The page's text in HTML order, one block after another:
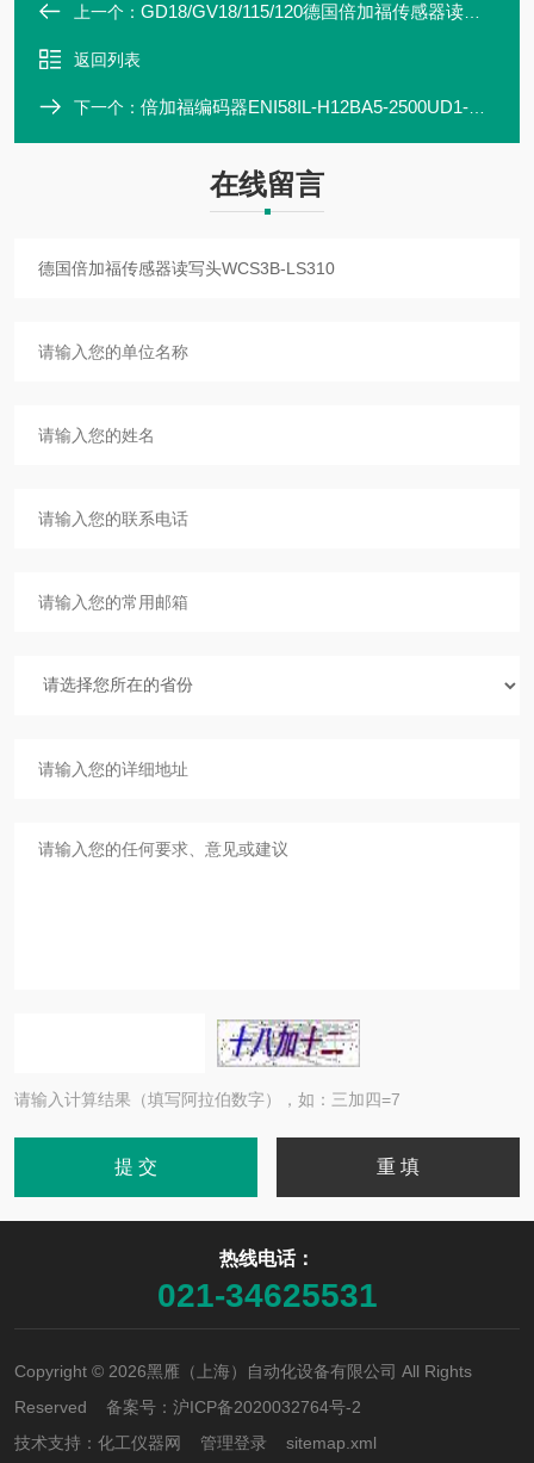
上一个： GD18/GV18/115/120德国倍加福传感器读写头IQT1-18GM-R4-V1
返回列表
下一个： 倍加福编码器ENI58IL-H12BA5-2500UD1-RC1
在线留言
请输入计算结果（填写阿拉伯数字），如：三加四=7
热线电话：
021-34625531
Copyright © 2026黑雁（上海）自动化设备有限公司 All Rights
Reserved 备案号： 沪ICP备2020032764号-2
技术支持： 化工仪器网 管理登录 sitemap.xml